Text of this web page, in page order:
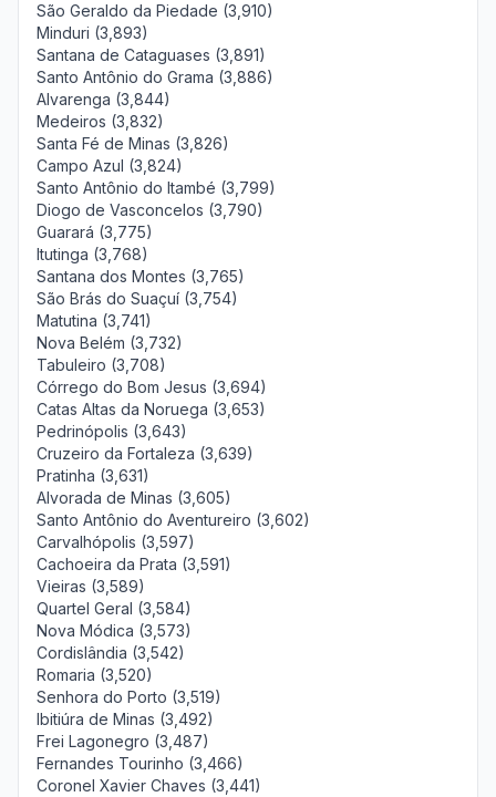
São Geraldo da Piedade (3,910)
Minduri (3,893)
Santana de Cataguases (3,891)
Santo Antônio do Grama (3,886)
Alvarenga (3,844)
Medeiros (3,832)
Santa Fé de Minas (3,826)
Campo Azul (3,824)
Santo Antônio do Itambé (3,799)
Diogo de Vasconcelos (3,790)
Guarará (3,775)
Itutinga (3,768)
Santana dos Montes (3,765)
São Brás do Suaçuí (3,754)
Matutina (3,741)
Nova Belém (3,732)
Tabuleiro (3,708)
Córrego do Bom Jesus (3,694)
Catas Altas da Noruega (3,653)
Pedrinópolis (3,643)
Cruzeiro da Fortaleza (3,639)
Pratinha (3,631)
Alvorada de Minas (3,605)
Santo Antônio do Aventureiro (3,602)
Carvalhópolis (3,597)
Cachoeira da Prata (3,591)
Vieiras (3,589)
Quartel Geral (3,584)
Nova Módica (3,573)
Cordislândia (3,542)
Romaria (3,520)
Senhora do Porto (3,519)
Ibitiúra de Minas (3,492)
Frei Lagonegro (3,487)
Fernandes Tourinho (3,466)
Coronel Xavier Chaves (3,441)